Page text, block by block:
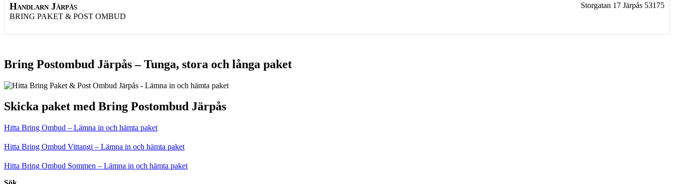
Handlarn Järpås
BRING PAKET & POST OMBUD
Storgatan 17 Järpås 53175
Bring Postombud Järpås – Tunga, stora och långa paket
Skicka paket med Bring Postombud Järpås
Hitta Bring Ombud – Lämna in och hämta paket
Hitta Bring Ombud Vittangi – Lämna in och hämta paket
Hitta Bring Ombud Sommen – Lämna in och hämta paket